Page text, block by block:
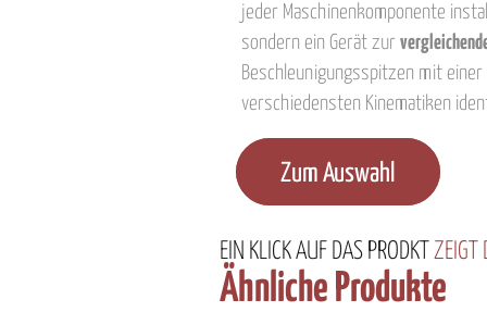
jeder Maschinenkomponente
sondern ein Gerät zur
Beschleunigungsspitzen mit
verschiedensten Kinematiken
Zum Auswahl
EIN KLICKAUF DAS PRODKT ZEIGT
Ähnliche Produkte